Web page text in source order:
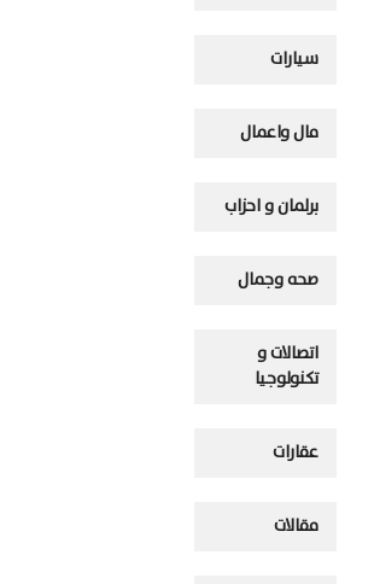
سيارات
مال واعمال
برلمان و احزاب
صحه وجمال
اتصالات و
تكنولوجيا
عقارات
مقالات